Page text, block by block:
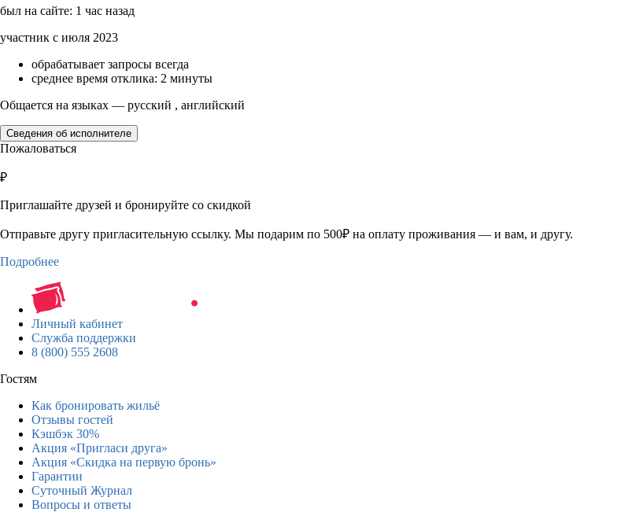
был на сайте: 1 час назад
участник с июля 2023
обрабатывает запросы всегда
среднее время отклика: 2 минуты
Общается на языках — русский , английский
Сведения об исполнителе
Пожаловаться
₽
Приглашайте друзей и бронируйте со скидкой
Отправьте другу пригласительную ссылку. Мы подарим по 500₽ на оплату проживания — и вам, и другу.
Подробнее
Личный кабинет
Служба поддержки
8 (800) 555 2608
Гостям
Как бронировать жильё
Отзывы гостей
Кэшбэк 30%
Акция «Пригласи друга»
Акция «Скидка на первую бронь»
Гарантии
Суточный Журнал
Вопросы и ответы